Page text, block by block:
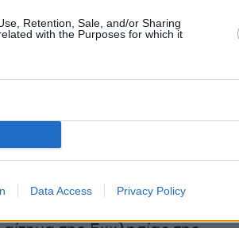
Retention, Sale, and/or Sharing
with the Purposes for which it
Data Access Privacy Policy
στις αυξήσεις που είδαν οι